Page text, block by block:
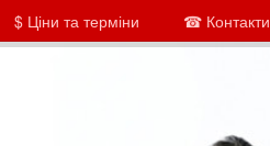
$ Ціни та терміни ☎ Контакти